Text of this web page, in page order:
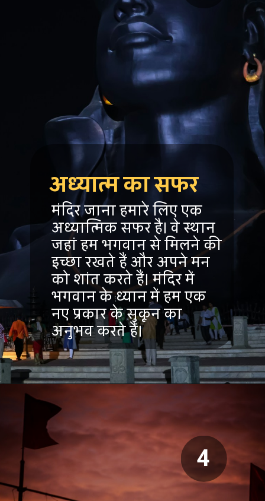
अध्यात्म का सफर
मंदिर जाना हमारे लिए एक
अध्यात्मिक सफर है। वे स्थान
जहां हम भगवान से मिलने की
इच्छा रखते हैं और अपने मन
को शांत करते हैं। मंदिर में
भगवान के ध्यान में हम एक
नए प्रकार के सुकून का
अनुभव करते हैं।
4